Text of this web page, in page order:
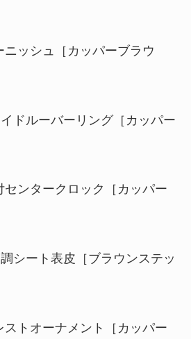
ッシュ［カッパーブラウ
ドルーバーリング［カッパー
ンタークロック［カッパー
シート表皮［ブラウンステッ
トオーナメント［カッパー